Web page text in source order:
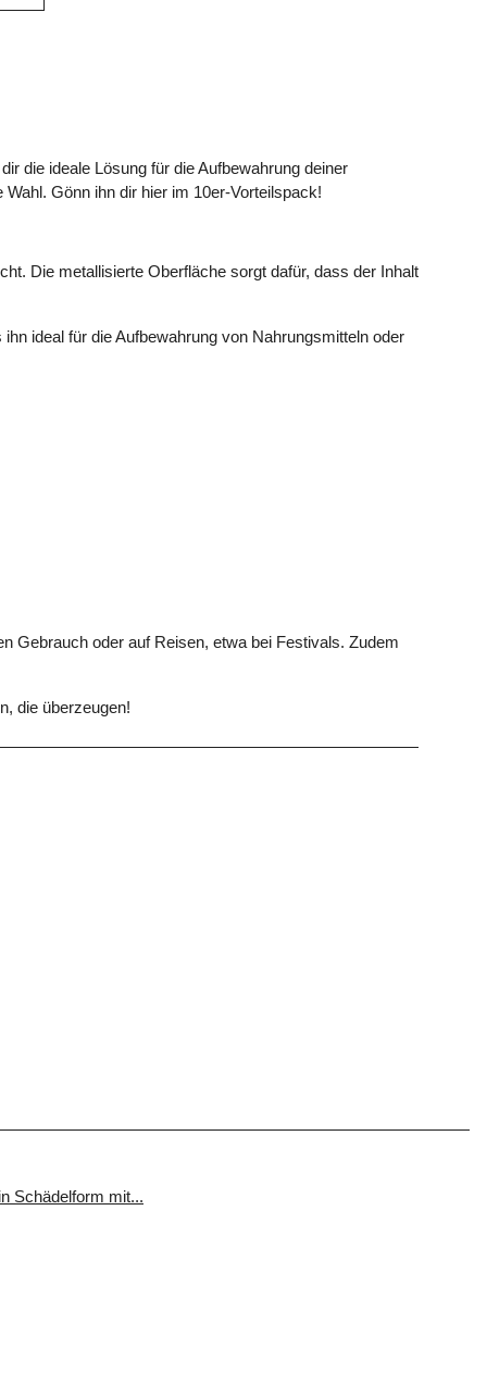
die ideale Lösung für die Aufbewahrung deiner
Gönn ihn dir hier im 10er-Vorteilspack!
Die metallisierte Oberfläche sorgt dafür, dass der Inhalt
ideal für die Aufbewahrung von Nahrungsmitteln oder
Gebrauch oder auf Reisen, etwa bei Festivals. Zudem
die überzeugen!